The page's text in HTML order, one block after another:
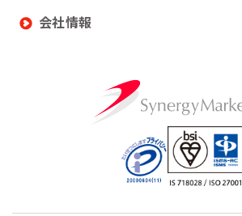
会社情報